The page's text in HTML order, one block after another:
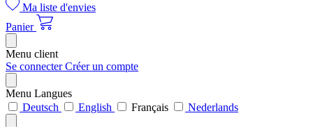
Ma liste d'envies
Panier
Menu client
Se connecterCréer un compte
Menu Langues
Deutsch
English Français Nederlands